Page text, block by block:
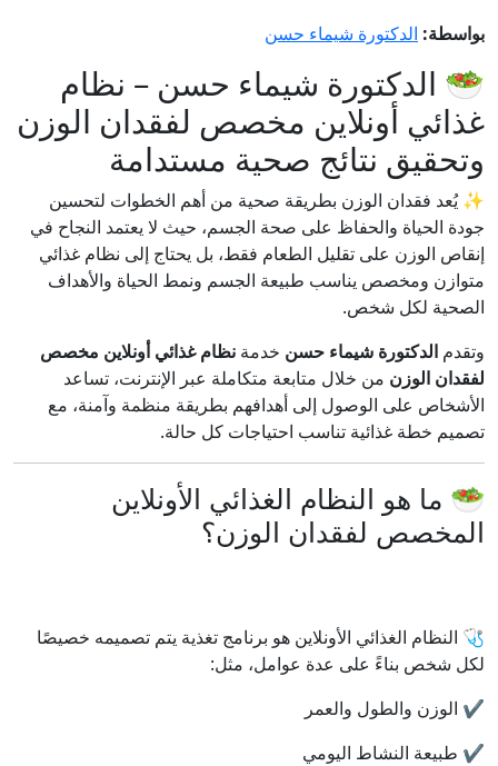
بواسطة: الدكتورة شيماء حسن
🥗 الدكتورة شيماء حسن – نظام
غذائي أونلاين مخصص لفقدان الوزن
وتحقيق نتائج صحية مستدامة
✨ يُعد فقدان الوزن بطريقة صحية من أهم الخطوات لتحسين
جودة الحياة والحفاظ على صحة الجسم، حيث لا يعتمد النجاح في
إنقاص الوزن على تقليل الطعام فقط، بل يحتاج إلى نظام غذائي
متوازن ومخصص يناسب طبيعة الجسم ونمط الحياة والأهداف
الصحية لكل شخص.
وتقدم الدكتورة شيماء حسن خدمة نظام غذائي أونلاين مخصص
لفقدان الوزن من خلال متابعة متكاملة عبر الإنترنت، تساعد
الأشخاص على الوصول إلى أهدافهم بطريقة منظمة وآمنة، مع
تصميم خطة غذائية تناسب احتياجات كل حالة.
🥗 ما هو النظام الغذائي الأونلاين
المخصص لفقدان الوزن؟
🩺 النظام الغذائي الأونلاين هو برنامج تغذية يتم تصميمه خصيصًا
لكل شخص بناءً على عدة عوامل، مثل:
✔️ الوزن والطول والعمر
✔️ طبيعة النشاط اليومي